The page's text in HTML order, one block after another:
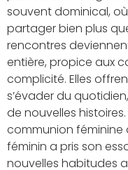
souvent dominical,
partager bien plus
rencontres
entière, propice aux
complicité. Elles
s’évader du
de nouvelles
communion
féminin a pris son
nouvelles habitudes